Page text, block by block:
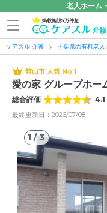
老人ホーム
掲載施設5万件超
ケアスル 介護 千葉県の有料老
館山市 人気 No.1
愛の家 グループホー
総合評価 4.1
最終更新日：2026/07/08
1 /3